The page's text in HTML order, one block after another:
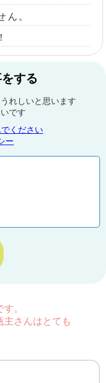
ん。
する
れしいと思います
です
ください
ー
。
主さんはとても